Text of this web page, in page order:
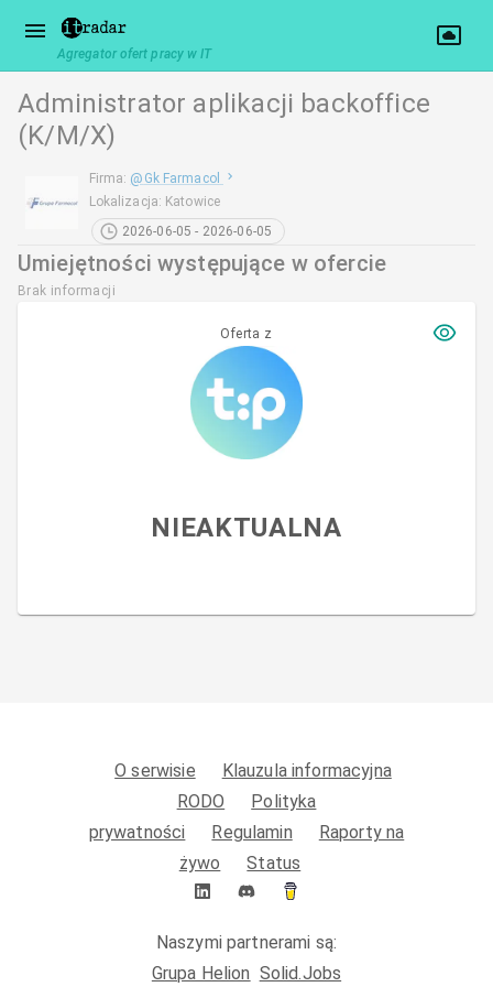
Agregator ofert pracy w IT
Administrator aplikacji backoffice
(K/M/X)
Firma: @ Gk Farmacol
Lokalizacja: Katowice
2026-06-05 - 2026-06-05
Umiejętności występujące w ofercie
Brak informacji
Oferta z
NIEAKTUALNA
O serwisie
Klauzula informacyjna
RODO
Polityka
prywatności
Regulamin
Raporty na
żywo
Status
Naszymi partnerami są:
Grupa Helion Solid.Jobs